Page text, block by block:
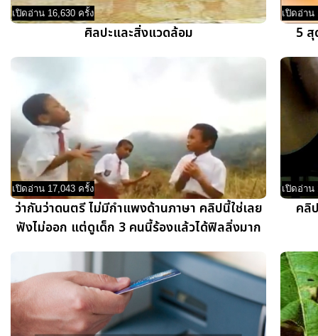
เปิดอ่าน 16,630 ครั้ง
ศิลปะและสิ่งแวดล้อม
เปิดอ่าน
5 สุ
เปิดอ่าน 17,043 ครั้ง
ว่ากันว่าดนตรี ไม่มีกำแพงด้านภาษา คลิปนี้ใช่เลย
ฟังไม่ออก แต่ดูเด็ก 3 คนนี้ร้องแล้วได้ฟิลลิ่งมาก
เปิดอ่าน
คลิ